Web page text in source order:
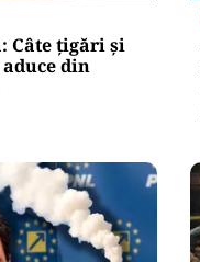
Câte țigări și
din